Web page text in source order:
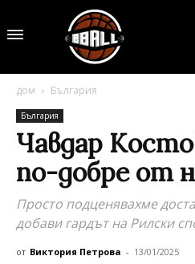
дом България
България
Чавдар
по-добре от
Просто подценявахме
добави гардът на Рилски
от Виктория Петрова - 13/01/2025